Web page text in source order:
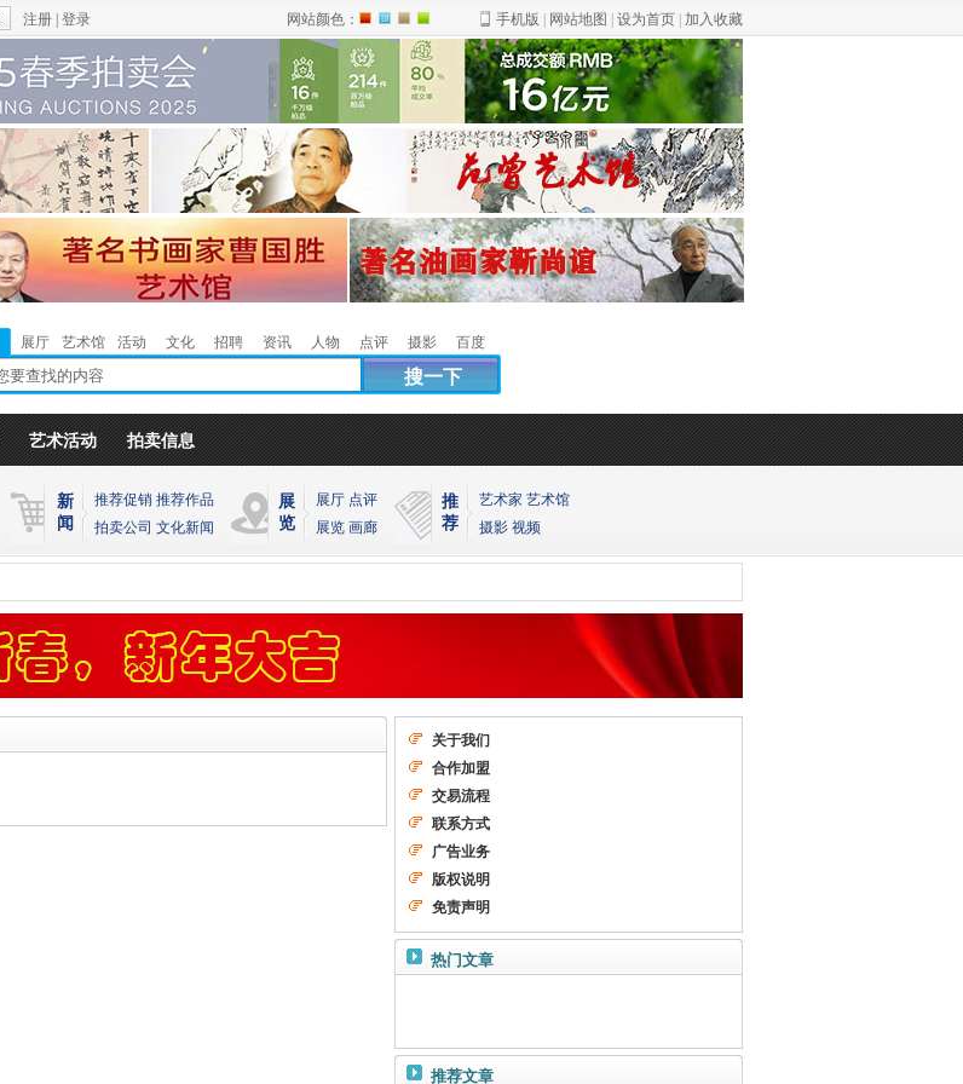
注册 登录 手机版 网站地图 设为首页
加入收藏
红
色
蓝
色
褐
色
绿
色
网站颜色：
展厅 艺术馆 活动 文化 招聘 资讯 人物 点评 摄影 百度
艺术活动 拍卖信息
新
闻
推荐促销 推荐作品
拍卖公司 文化新闻
展
览
展厅 点评
展览 画廊
推
荐
艺术家 艺术馆
摄影 视频
关于我们
合作加盟
交易流程
联系方式
广告业务
版权说明
免责声明
热门文章
推荐文章